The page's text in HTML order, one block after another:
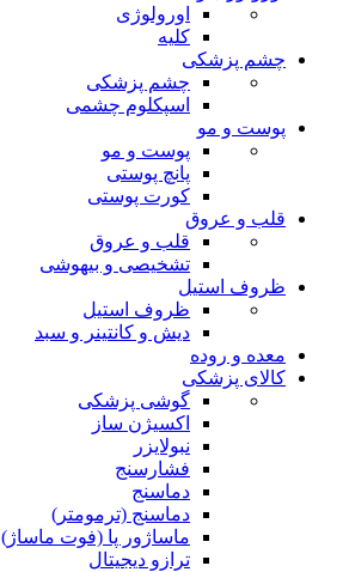
اورولوژی
کلیه
چشم پزشکی
چشم پزشکی
اسپکلوم چشمی
پوست و مو
پوست و مو
پانچ پوستی
کورت پوستی
قلب و عروق
قلب و عروق
تشخیصی و بیهوشی
ظروف استیل
ظروف استیل
دیش و کانتینر و سبد
معده و روده
کالای پزشکی
گوشی پزشکی
اکسیژن ساز
نبولایزر
فشارسنج
دماسنج
دماسنج (ترمومتر)
ماساژور پا (فوت ماساژ)
ترازو دیجیتال